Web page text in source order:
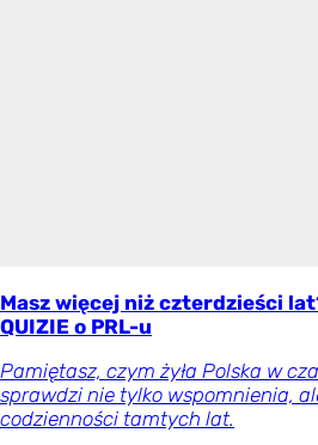
Masz więcej niż czterdzieści
QUIZIE o PRL-u
Pamiętasz, czym żyła Polska w
sprawdzi nie tylko wspomnienia,
codzienności tamtych lat.